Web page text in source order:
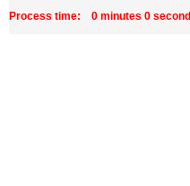
Process time: 0 minutes 0